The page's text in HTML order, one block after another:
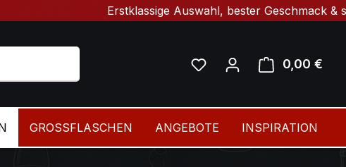
Erstklassige Auswahl, bester Geschmack & schnelle
Du hast 0 Produkte auf
0,00 €
GROSSFLASCHEN ANGEBOTE INSPIRATION